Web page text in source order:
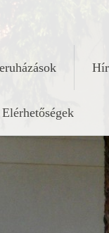
Elérhetőségek